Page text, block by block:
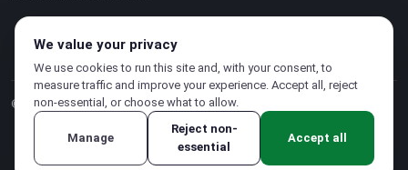
© 2026 CloudSigma Holding AG.Wszelkie prawa zastrzeżone
·Regulamin świadczenia usług
We value your privacy
We use cookies to run this site and, with your consent, to
measure traffic and improve your experience. Accept all, reject
non-essential, or choose what to allow.
Manage
Reject non-
essential
Accept all